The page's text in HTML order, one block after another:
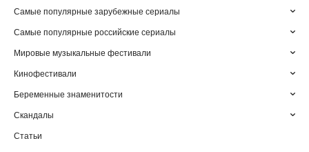
Самые популярные зарубежные сериалы
Самые популярные российские сериалы
Мировые музыкальные фестивали
Кинофестивали
Беременные знаменитости
Скандалы
Статьи